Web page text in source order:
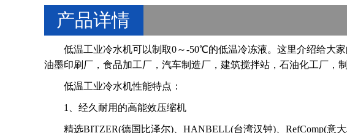
产品详情
低温工业冷水机可以制取0～-50℃的低温冷冻液。这里介绍给大
油墨印刷厂，食品加工厂，汽车制造厂，建筑搅拌站，石油化工厂，
低温工业冷水机性能特点：
1、经久耐用的高能效压缩机
精选BITZER(德国比泽尔)、HANBELL(台湾汉钟)、RefComp(意